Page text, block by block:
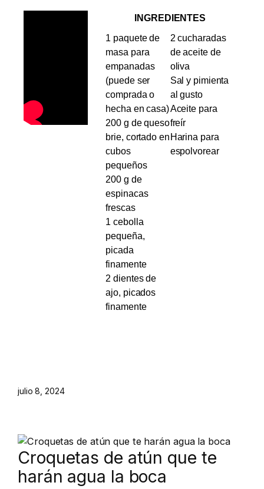
INGREDIENTES
1 paquete de
masa para
empanadas
(puede ser
comprada o
hecha en casa)
200 g de queso
brie, cortado en
cubos
pequeños
200 g de
espinacas
frescas
1 cebolla
pequeña,
picada
finamente
2 dientes de
ajo, picados
finamente
2 cucharadas
de aceite de
oliva
Sal y pimienta
al gusto
Aceite para
freír
Harina para
espolvorear
julio 8, 2024
Croquetas de atún que te
harán agua la boca